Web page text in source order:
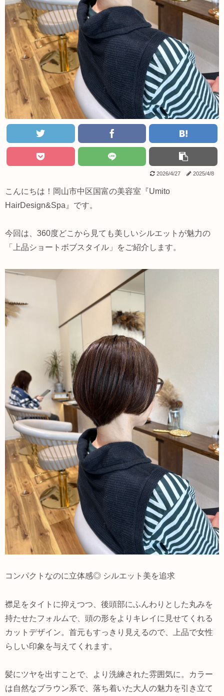
2026/4/27 2025/4/8
こんにちは！岡山市中区国富の美容室『Umito
HairDesign&Spa』です。
今回は、360度どこから見ても美しいシルエットが魅力の
「上品ショートボブスタイル」をご紹介します。
コンパクトなのに立体感◎ シルエット美を追求
襟足をタイトに抑えつつ、後頭部にふんわりとした丸みを
持たせたフォルムで、頭の形をよりキレイに見せてくれる
カットデザイン。首元もすっきり見えるので、上品で女性
らしい印象を与えてくれます。
髪にツヤを出すことで、より洗練された雰囲気に。カラー
は自然なブラウン系で、落ち着いた大人の魅力を引き立て